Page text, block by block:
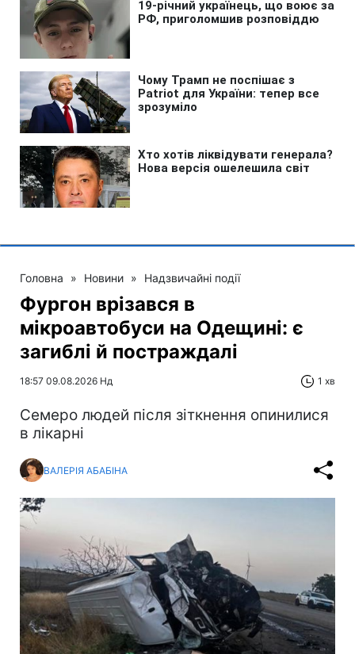
Головна » Новини » Надзвичайні події
Фургон врізався в
мікроавтобуси на Одещині: є
загиблі й постраждалі
18:57 09.08.2026 Нд 1 хв
Cемеро людей після зіткнення опинилися
в лікарні
ВАЛЕРІЯ АБАБІНА